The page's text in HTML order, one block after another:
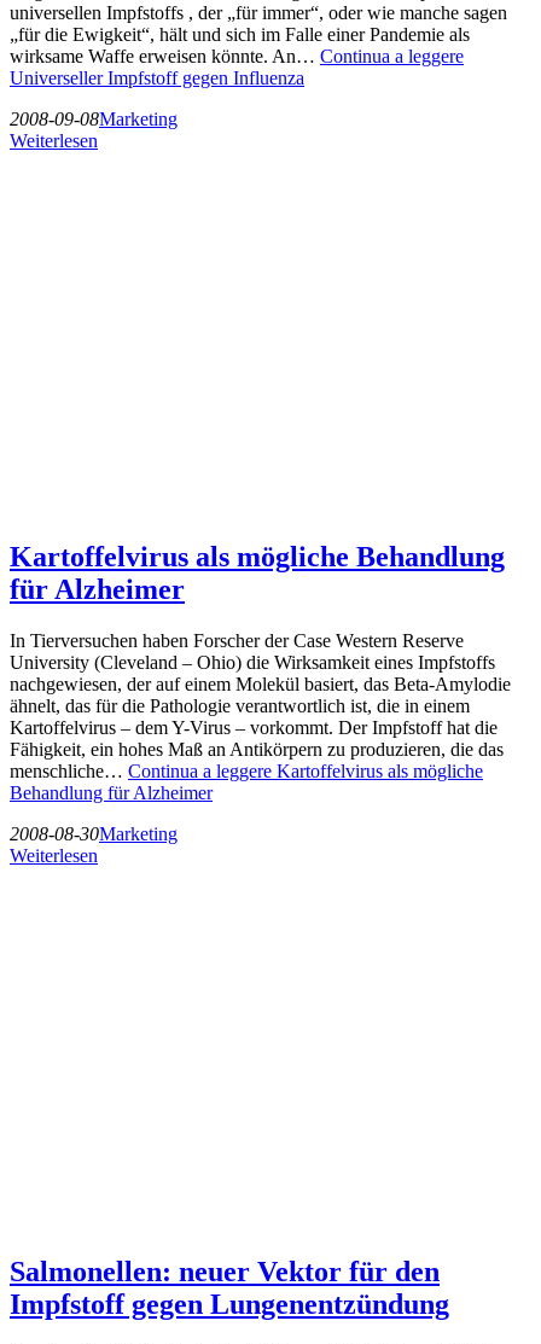
universellen Impfstoffs , der „für immer“, oder wie manche sagen
„für die Ewigkeit“, hält und sich im Falle einer Pandemie als
wirksame Waffe erweisen könnte. An… Continua a leggere
Universeller Impfstoff gegen Influenza
2008-09-08Marketing
Weiterlesen
Kartoffelvirus als mögliche Behandlung
für Alzheimer
In Tierversuchen haben Forscher der Case Western Reserve
University (Cleveland – Ohio) die Wirksamkeit eines Impfstoffs
nachgewiesen, der auf einem Molekül basiert, das Beta-Amylodie
ähnelt, das für die Pathologie verantwortlich ist, die in einem
Kartoffelvirus – dem Y-Virus – vorkommt. Der Impfstoff hat die
Fähigkeit, ein hohes Maß an Antikörpern zu produzieren, die das
menschliche… Continua a leggere Kartoffelvirus als mögliche
Behandlung für Alzheimer
2008-08-30Marketing
Weiterlesen
Salmonellen: neuer Vektor für den
Impfstoff gegen Lungenentzündung